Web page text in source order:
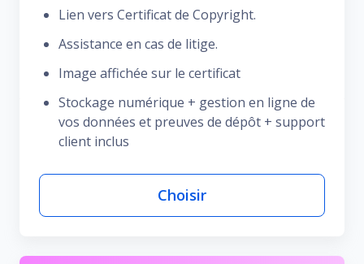
Lien vers Certificat de Copyright.
Assistance en cas de litige.
Image affichée sur le certificat
Stockage numérique + gestion en ligne de
vos données et preuves de dépôt + support
client inclus
Choisir